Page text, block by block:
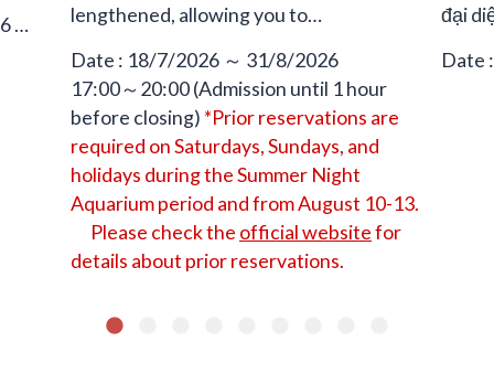
…
lengthened, allowing you to…
Date : 18/7/2026 ～ 31/8/2026
17:00～20:00 (Admission until 1 hour
before closing) *Prior reservations are
required on Saturdays, Sundays, and
holidays during the Summer Night
Aquarium period and from August 10-13.
Please check the official websitefor
details about prior reservations.
đại
Date